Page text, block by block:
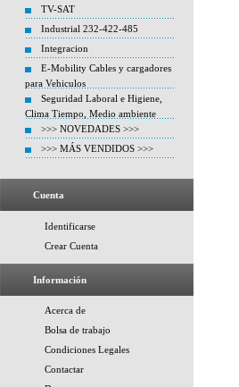
TV-SAT
Industrial 232-422-485
Integracion
E-Mobility Cables y cargadores
para Vehiculos
Seguridad Laboral e Higiene,
Clima Tiempo, Medio ambiente
>>> NOVEDADES >>>
>>> MÁS VENDIDOS >>>
Cuenta
Identificarse
Crear Cuenta
Información
Acerca de
Bolsa de trabajo
Condiciones Legales
Contactar